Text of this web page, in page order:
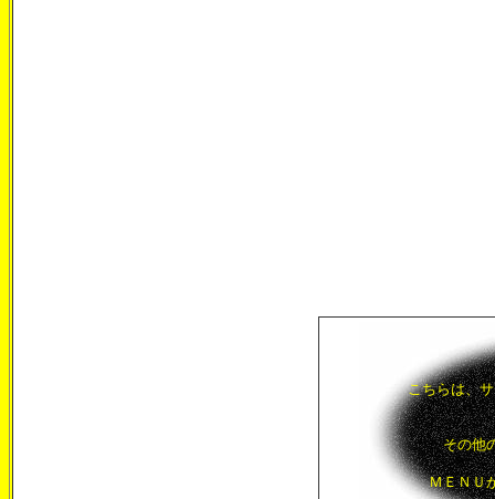
こちらは、
その他
ＭＥＮＵ